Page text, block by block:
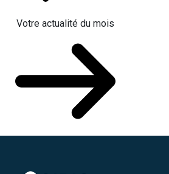
Votre actualité du mois